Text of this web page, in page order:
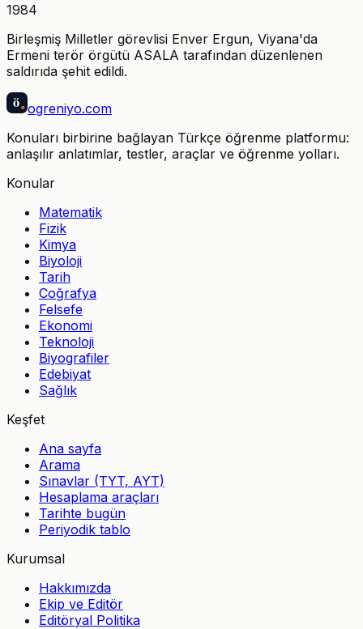
1984
Birleşmiş Milletler görevlisi Enver Ergun, Viyana'da
Ermeni terör örgütü ASALA tarafından düzenlenen
saldırıda şehit edildi.
ö ogreniyo.com
Konuları birbirine bağlayan Türkçe öğrenme platformu:
anlaşılır anlatımlar, testler, araçlar ve öğrenme yolları.
Konular
Matematik
Fizik
Kimya
Biyoloji
Tarih
Coğrafya
Felsefe
Ekonomi
Teknoloji
Biyografiler
Edebiyat
Sağlık
Keşfet
Ana sayfa
Arama
Sınavlar (TYT, AYT)
Hesaplama araçları
Tarihte bugün
Periyodik tablo
Kurumsal
Hakkımızda
Ekip ve Editör
Editöryal Politika